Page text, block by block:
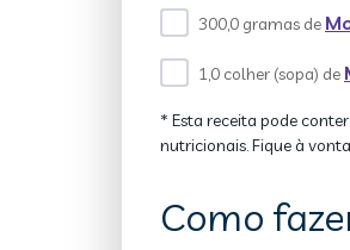
300,0 gramas de
1,0 colher (sopa) de
* Esta receita pode
nutricionais. Fique à
Como